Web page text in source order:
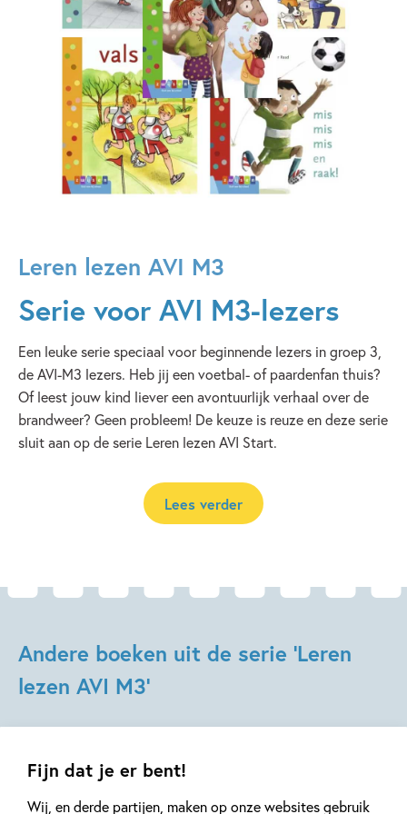
Fijn dat je er bent!
Wij, en derde partijen, maken op onze websites gebruik
Leren lezen AVI M3
Serie voor AVI M3-lezers
Een leuke serie speciaal voor beginnende lezers in groep 3,
de AVI-M3 lezers. Heb jij een voetbal- of paardenfan thuis?
Of leest jouw kind liever een avontuurlijk verhaal over de
brandweer? Geen probleem! De keuze is reuze en deze serie
sluit aan op de serie Leren lezen AVI Start.
Lees verder
Andere boeken uit de serie 'Leren
lezen AVI M3'